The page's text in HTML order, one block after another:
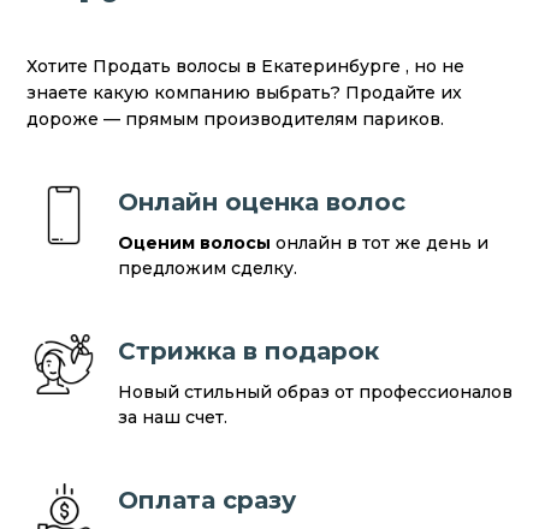
Хотите Продать волосы в Екатеринбурге , но не
знаете какую компанию выбрать? Продайте их
дороже — прямым производителям париков.
Онлайн оценка волос
Оценим волосы онлайн в тот же день и
предложим сделку.
Стрижка в подарок
Новый стильный образ от профессионалов
за наш счет.
Оплата сразу